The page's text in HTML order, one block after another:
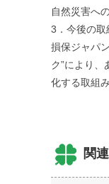
自然災害へ
3．今後の取
損保ジャパ
ク”により
化する取組
関